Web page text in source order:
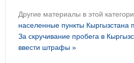
Другие материалы в этой
населенные пункты Кыргызстана
За скручивание пробега в
ввести штрафы »